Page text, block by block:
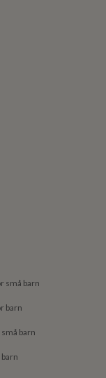
små barn
barn
barn